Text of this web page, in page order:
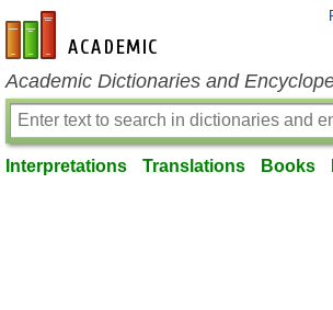
en-academic.com
Academic Dictionaries and
Interpretations Translations Books